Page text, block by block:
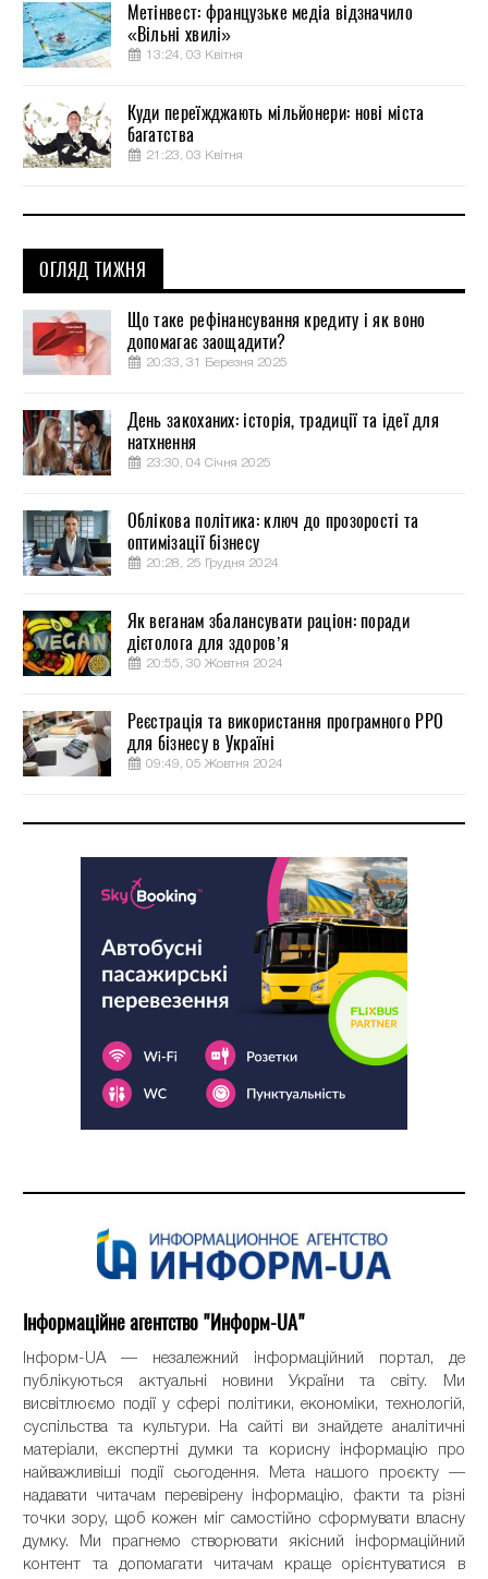
Метінвест: французьке медіа відзначило
«Вільні хвилі»
13:24, 03 Квітня
Куди переїжджають мільйонери: нові міста
багатства
21:23, 03 Квітня
ОГЛЯД ТИЖНЯ
Що таке рефінансування кредиту і як воно
допомагає заощадити?
20:33, 31 Березня 2025
День закоханих: історія, традиції та ідеї для
натхнення
23:30, 04 Січня 2025
Облікова політика: ключ до прозорості та
оптимізації бізнесу
20:28, 25 Грудня 2024
Як веганам збалансувати раціон: поради
дієтолога для здоров’я
20:55, 30 Жовтня 2024
Реєстрація та використання програмного РРО
для бізнесу в Україні
09:49, 05 Жовтня 2024
Інформаційне агентство "Информ-UA"
Інформ-UA — незалежний інформаційний портал, де
публікуються актуальні новини України та світу. Ми
висвітлюємо події у сфері політики, економіки, технологій,
суспільства та культури. На сайті ви знайдете аналітичні
матеріали, експертні думки та корисну інформацію про
найважливіші події сьогодення. Мета нашого проєкту —
надавати читачам перевірену інформацію, факти та різні
точки зору, щоб кожен міг самостійно сформувати власну
думку. Ми прагнемо створювати якісний інформаційний
контент та допомагати читачам краще орієнтуватися в